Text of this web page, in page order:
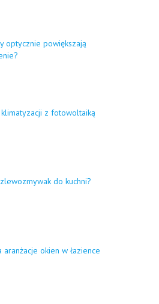
optycznie powiększają
klimatyzacji z fotowoltaiką
do kuchni?
aranżacje okien w łazience